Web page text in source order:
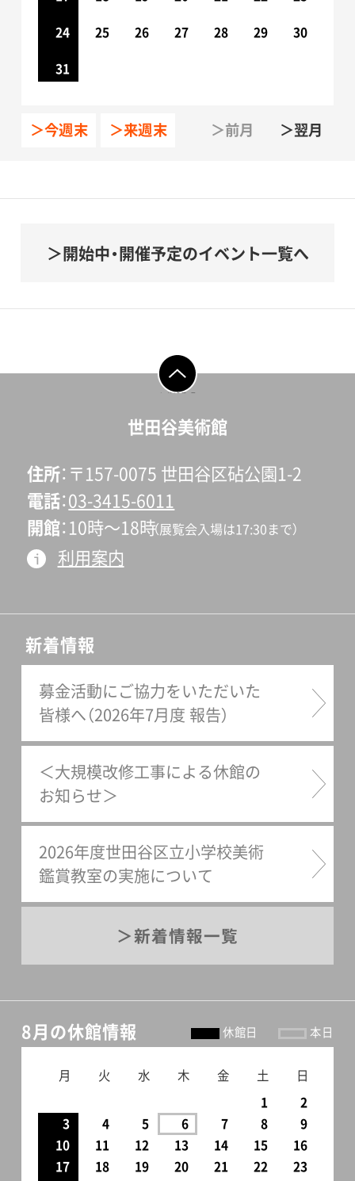
24 25 26 27 28 29 30
31
＞今週末 ＞来週末 ＞前月 ＞翌月
開始中・開催予定のイベント一覧へ
ページの先頭へ戻
世田谷美術館
住所 〒157-0075 世田谷区砧公園1-2
電話 03-3415-6011
開館 10時〜18時（展覧会入場は17:30まで）
利用案内
新着情報
募金活動にご協力をいただいた
皆様へ（2026年7月度 報告）
＜大規模改修工事による休館の
お知らせ＞
2026年度世田谷区立小学校美術
鑑賞教室の実施について
新着情報一覧
8月の休館情報 休館日 本日
月 火 水 木 金 土 日
1
2
3
4 5 6 7 8
9
10
11 12 13 14 15
16
17
18 19 20 21 22
23